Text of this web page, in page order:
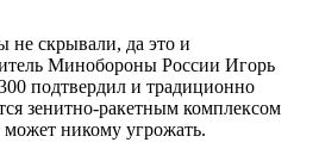
скрывали, да это и
Минобороны России Игорь
подтвердил и традиционно
зенитно-ракетным комплексом
никому угрожать.